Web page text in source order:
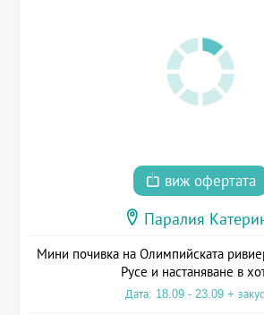
виж офертата
Паралия
Мини почивка на Олимпийската
Русе и настаняване в
Дата: 18.09 - 23.09 +